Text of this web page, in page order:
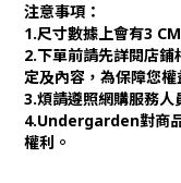
注意事項：
1.尺寸數據上會有3
2.下單前請先詳閱店
定及內容，為保障您
3.煩請遵照網購服務人
4.Undergarden對商
權利。